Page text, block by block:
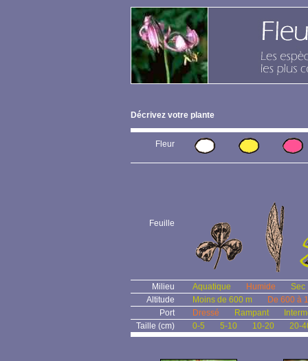
Décrivez votre plante
Fleur
Feuille
Milieu Aquatique Humide
Sec
Altitude
Moins de 600 m
De 600 à
Port
Dressé Rampant
Taille (cm)
0-5 5-10 10-20 20-